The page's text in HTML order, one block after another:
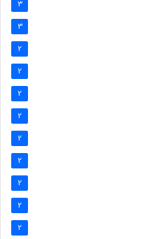
3
3
2
2
2
2
2
2
2
2
2